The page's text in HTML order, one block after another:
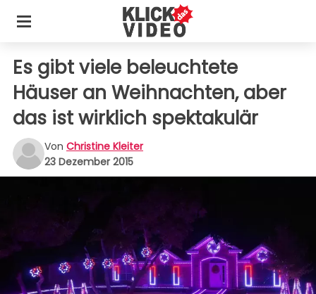
Es gibt viele beleuchtete
Häuser an Weihnachten, aber
das ist wirklich spektakulär
Von Christine Kleiter
23 Dezember 2015